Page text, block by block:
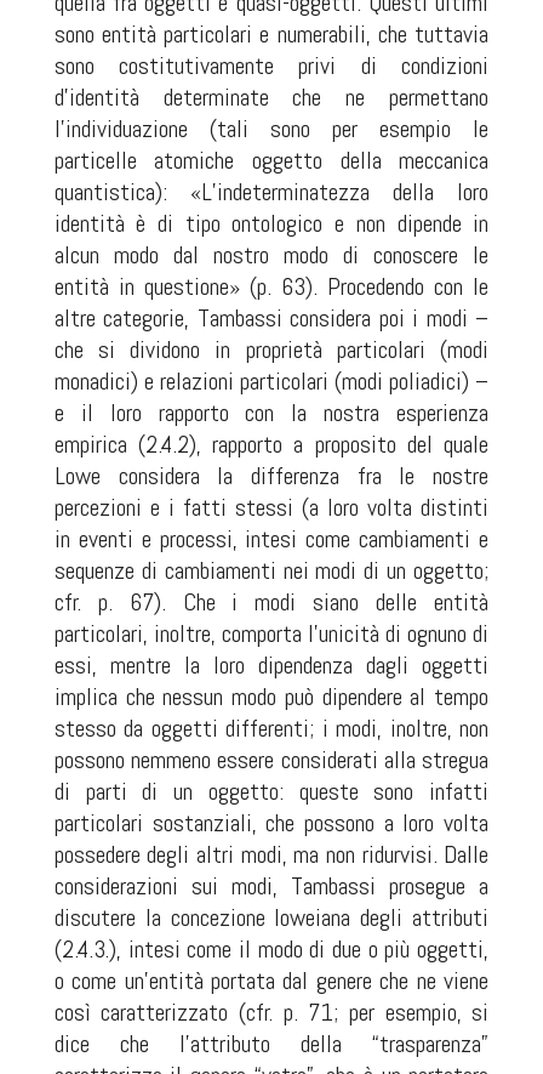
sono entità particolari e numerabili, che tuttavia
sono costitutivamente privi di condizioni
d’identità determinate che ne permettano
l’individuazione (tali sono per esempio le
particelle atomiche oggetto della meccanica
quantistica): «L’indeterminatezza della loro
identità è di tipo ontologico e non dipende in
alcun modo dal nostro modo di conoscere le
entità in questione» (p. 63). Procedendo con le
altre categorie, Tambassi considera poi i modi –
che si dividono in proprietà particolari (modi
monadici) e relazioni particolari (modi poliadici) –
e il loro rapporto con la nostra esperienza
empirica (2.4.2), rapporto a proposito del quale
Lowe considera la differenza fra le nostre
percezioni e i fatti stessi (a loro volta distinti
in eventi e processi, intesi come cambiamenti e
sequenze di cambiamenti nei modi di un oggetto;
cfr. p. 67). Che i modi siano delle entità
particolari, inoltre, comporta l’unicità di ognuno di
essi, mentre la loro dipendenza dagli oggetti
implica che nessun modo può dipendere al tempo
stesso da oggetti differenti; i modi, inoltre, non
possono nemmeno essere considerati alla stregua
di parti di un oggetto: queste sono infatti
particolari sostanziali, che possono a loro volta
possedere degli altri modi, ma non ridurvisi. Dalle
considerazioni sui modi, Tambassi prosegue a
discutere la concezione loweiana degli attributi
(2.4.3.), intesi come il modo di due o più oggetti,
o come un’entità portata dal genere che ne viene
così caratterizzato (cfr. p. 71; per esempio, si
dice che l’attributo della “trasparenza”